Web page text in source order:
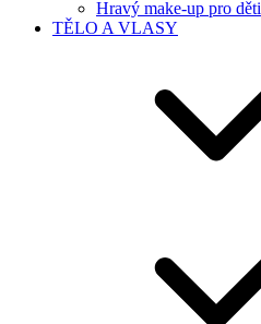
Hravý make-up pro děti
TĚLO A VLASY